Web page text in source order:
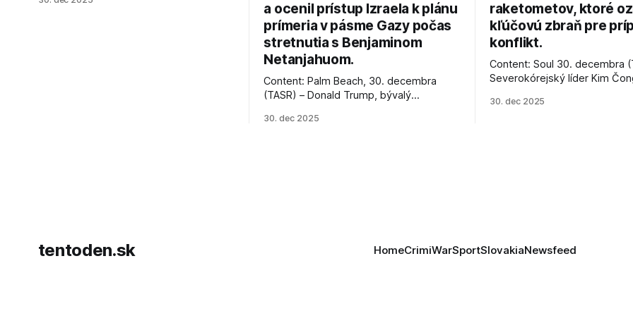
jeho úspechy a odkaz.
a ocenil prístup Izraela k plánu
prímeria v pásme Gazy počas
stretnutia s Benjaminom
Netanjahuom.
Content: Palm Beach, 30. decembra
(TASR) – Donald Trump, bývalý
vyhlásil, že odzbrojenie palestínskeho
30. dec 2025
raketometov, ktoré
kľúčovú zbraň pre
konflikt.
Content: Soul 30. decembra
Severokórejský líder Kim
najnovšie salvové raketomety
30. dec 2025
tentoden.sk HomeCrimiWarSportSlovakiaNewsfeed